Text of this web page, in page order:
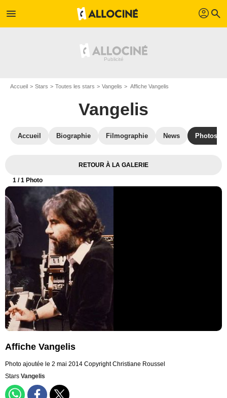
menu profil search
Accueil Stars Toutes les stars Vangelis Affiche Vangelis
Vangelis
Accueil Biographie Filmographie News Photos
RETOUR À LA GALERIE
1 / 1 Photo
Affiche Vangelis
Photo ajoutée le 2 mai 2014 Copyright Christiane Roussel
Stars Vangelis